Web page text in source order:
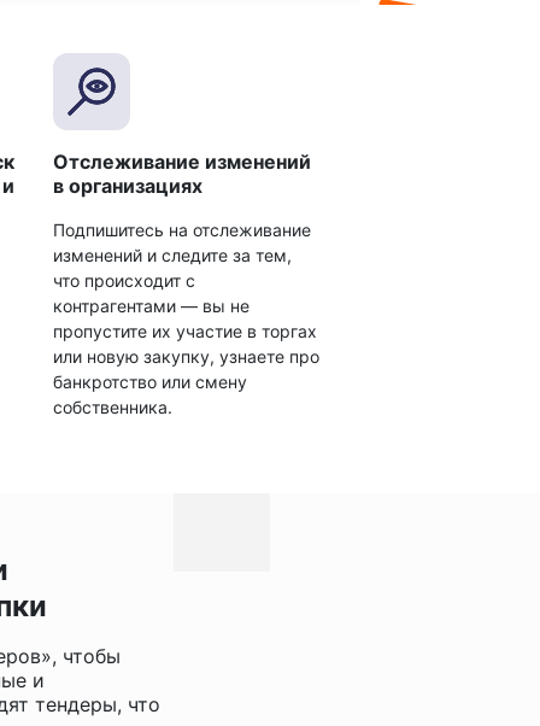
Отслеживание изменений
в организациях
Подпишитесь на отслеживание
изменений и следите за тем,
что происходит с
контрагентами — вы не
пропустите их участие в торгах
или новую закупку, узнаете про
банкротство или смену
собственника.
чтобы
и
тендеры, что